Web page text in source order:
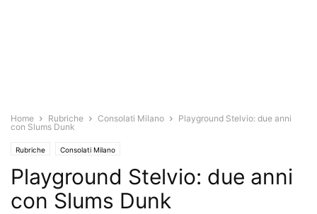
Home Rubriche Consolati Milano
Playground Stelvio: due anni
con Slums Dunk
Rubriche Consolati Milano
Playground Stelvio: due anni
con Slums Dunk